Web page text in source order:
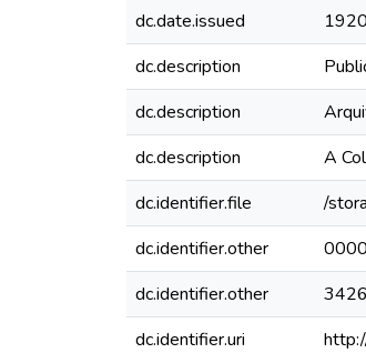
dc.date.issued
dc.description
dc.description
dc.description
A
dc.identifier.file
/
dc.identifier.other
dc.identifier.other
dc.identifier.uri